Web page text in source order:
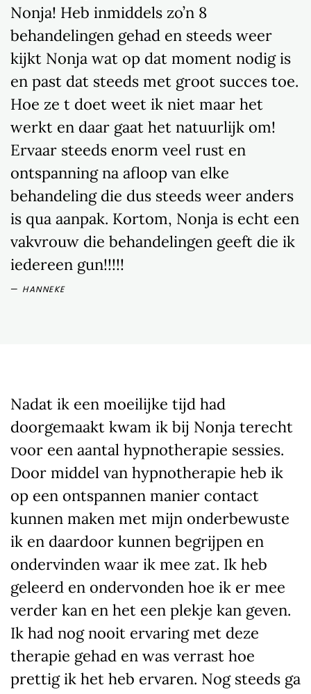
Nonja! Heb inmiddels zo’n 8
behandelingen gehad en steeds weer
kijkt Nonja wat op dat moment nodig is
en past dat steeds met groot succes toe.
Hoe ze t doet weet ik niet maar het
werkt en daar gaat het natuurlijk om!
Ervaar steeds enorm veel rust en
ontspanning na afloop van elke
behandeling die dus steeds weer anders
is qua aanpak. Kortom, Nonja is echt een
vakvrouw die behandelingen geeft die ik
iedereen gun!!!!!
HANNEKE
Nadat ik een moeilijke tijd had
doorgemaakt kwam ik bij Nonja terecht
voor een aantal hypnotherapie sessies.
Door middel van hypnotherapie heb ik
op een ontspannen manier contact
kunnen maken met mijn onderbewuste
ik en daardoor kunnen begrijpen en
ondervinden waar ik mee zat. Ik heb
geleerd en ondervonden hoe ik er mee
verder kan en het een plekje kan geven.
Ik had nog nooit ervaring met deze
therapie gehad en was verrast hoe
prettig ik het heb ervaren. Nog steeds ga